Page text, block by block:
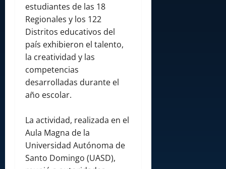
estudiantes de las 18
Regionales y los 122
Distritos educativos del
país exhibieron el talento,
la creatividad y las
competencias
desarrolladas durante el
año escolar.
La actividad, realizada en el
Aula Magna de la
Universidad Autónoma de
Santo Domingo (UASD),